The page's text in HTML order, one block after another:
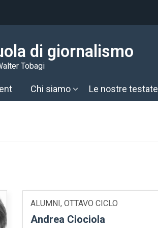
di giornalismo
Tobagi
Chi siamo Le nostre testate
ALUMNI, OTTAVO CICLO
Andrea Ciociola